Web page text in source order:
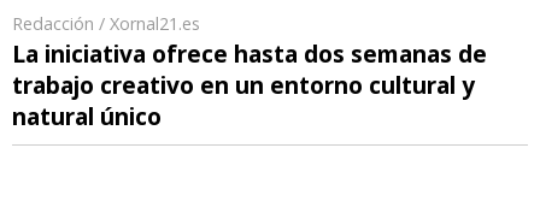
Redacción / Xornal21.es
La iniciativa ofrece hasta dos semanas de
trabajo creativo en un entorno cultural y
natural único